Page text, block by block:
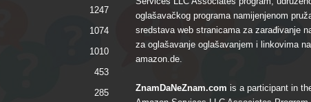
1247
1074
1010
453
285
oglašavačkog programa namijenjenom
sredstava web stranicama za zarađivanje
za oglašavanje oglašavanjem i linkovima na
amazon.de.
ZnamDaNeZnam.com is a participant in